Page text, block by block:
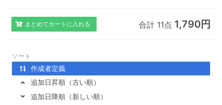
まとめてカートに入れる 合計 11点 1,790円
ソート
作成者定義
追加日昇順（古い順）
追加日降順（新しい順）